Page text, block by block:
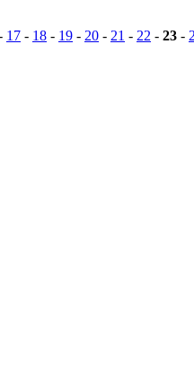
17 - 18 - 19 - 20 - 21 - 22 - 23 -